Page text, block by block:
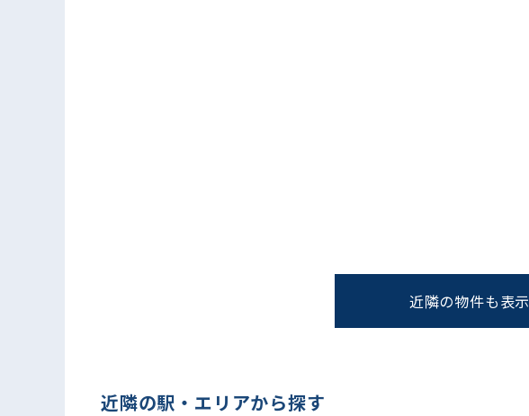
近隣の物件も表示
近隣の駅・エリアから探す